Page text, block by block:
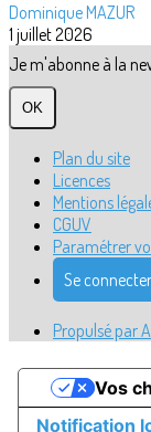
Dominique MAZUR
1 juillet 2026
Je m'abonne à la
OK
Plan du site
Licences
Mentions
CGUV
Paramétrer
Se connecter
Propulsé par
Notification
Vos